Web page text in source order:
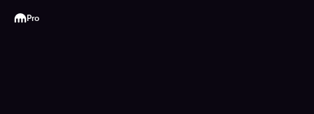
Kraken
Pro